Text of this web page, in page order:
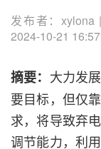
发布者：
2024-10-21
摘要： 大力发
要目标，但仅
求，将导致弃
调节能力，利